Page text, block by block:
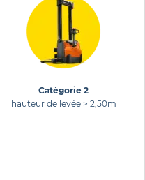
Catégorie 2
hauteur de levée > 2,50m